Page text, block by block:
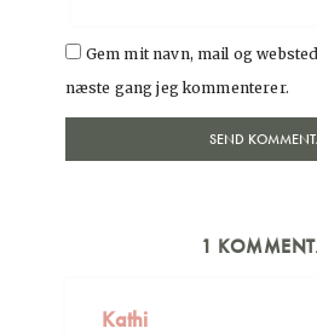
Gem mit navn, mail og
næste gang jeg kommenterer.
1
Kathi